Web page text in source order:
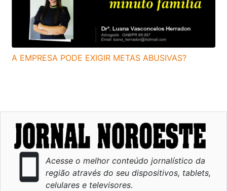
A EMPRESA PODE EXIGIR METAS ABUSIVAS?
smartphone
Acesse o melhor conteúdo jornalístico da
região através do seu dispositivos, tablets,
celulares e televisores.